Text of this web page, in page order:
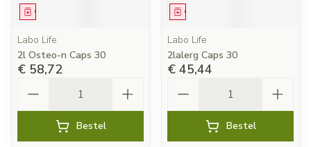
Geneesmiddel
Labo Life
2l Osteo-n Caps 30
€ 58,72
Bestel
Geneesmiddel
Labo Life
2lalerg Caps 30
€ 45,44
Bestel